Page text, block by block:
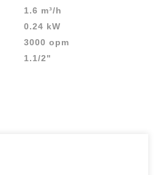
1.6 m³/h
0.24 kW
3000 opm
1.1/2"